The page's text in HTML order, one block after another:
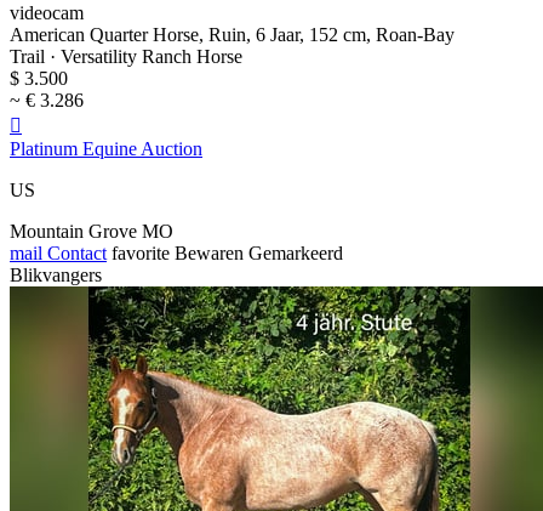
videocam
American Quarter Horse, Ruin, 6 Jaar, 152 cm, Roan-Bay
Trail · Versatility Ranch Horse
$ 3.500
~ € 3.286

Platinum Equine Auction
US
Mountain Grove MO
mail Contact favorite Bewaren Gemarkeerd
Blikvangers